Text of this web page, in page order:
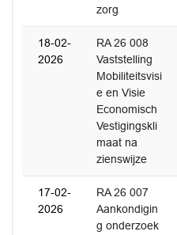
zorg
18-02-
2026
RA 26 008
Vaststelling
Mobiliteitsvisi
e en Visie
Economisch
Vestigingskli
maat na
zienswijze
17-02-
2026
RA 26 007
Aankondigin
g onderzoek